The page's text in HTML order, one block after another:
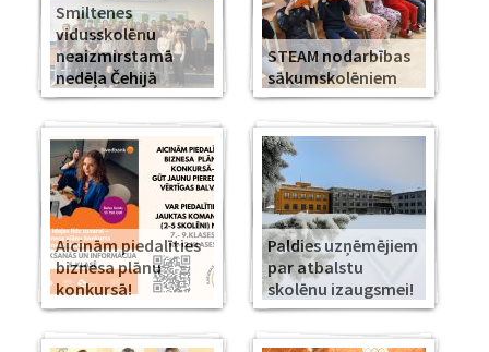
Smiltenes
vidusskolēnu
neaizmirstamā
nedēļa Čehijā
STEAM nodarbības
sākumskolēniem
Aicinām piedalīties
biznesa plānu
konkursā!
Paldies uzņēmējiem
par atbalstu
skolēnu izaugsmei!